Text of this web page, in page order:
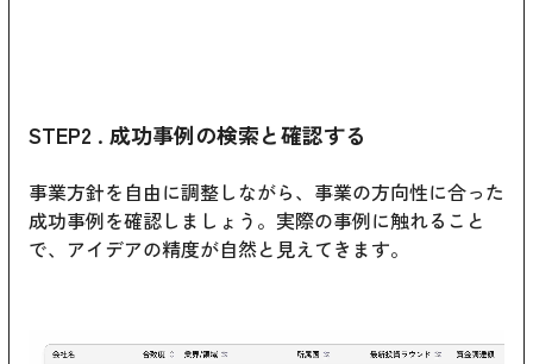
STEP2 . 成功事例の検索と確認する
事業方針を自由に調整しながら、事業の方向性に合った
成功事例を確認しましょう。実際の事例に触れること
で、アイデアの精度が自然と見えてきます。